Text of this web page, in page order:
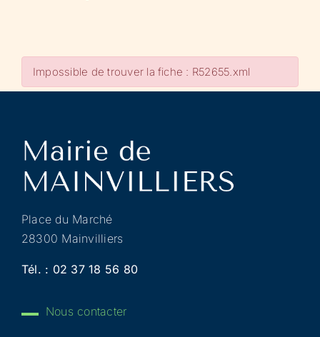
Impossible de trouver la fiche : R52655.xml
Place du Marché
28300 Mainvilliers
Tél. : 02 37 18 56 80
Nous contacter